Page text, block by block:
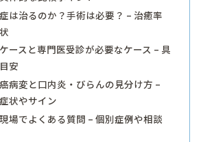
は治るのか？手術は必要？ – 治癒率
ースと専門医受診が必要なケース – 具
安
病変と口内炎・びらんの見分け方 –
状やサイン
場でよくある質問 – 個別症例や相談